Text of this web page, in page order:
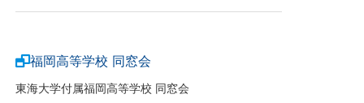
福岡高等学校 同窓会
東海大学付属福岡高等学校 同窓会